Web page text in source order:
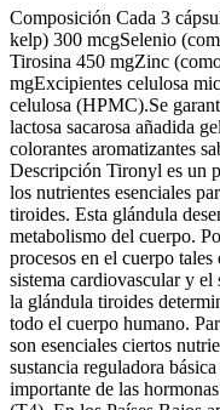
Composición Cada 3
kelp) 300 mcgSelenio
Tirosina 450 mgZinc
mgExcipientes celulosa
celulosa (HPMC).Se
lactosa sacarosa añadida
colorantes aromatizantes
Descripción Tironyl es un
los nutrientes esenciales
tiroides. Esta glándula
metabolismo del cuerpo.
procesos en el cuerpo
sistema cardiovascular y
la glándula tiroides
todo el cuerpo humano.
son esenciales ciertos
sustancia reguladora
importante de las